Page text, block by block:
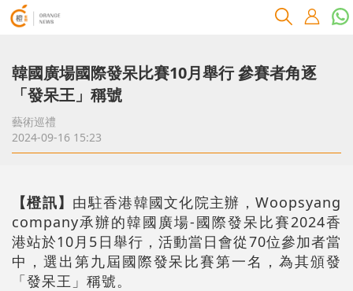
韓國廣場國際發呆比賽10月舉行 參賽者角逐
「發呆王」稱號
藝術巡禮
2024-09-16 15:23
【橙訊】 由駐香港韓國文化院主辦，Woopsyang
company承辦的韓國廣場-國際發呆比賽2024香
港站於10月5日舉行，活動當日會從70位參加者當
中，選出第九屆國際發呆比賽第一名，為其頒發
「發呆王」稱號。